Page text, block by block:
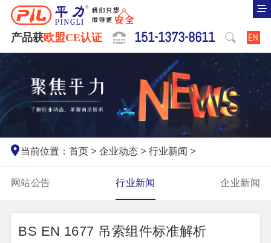
产品获欧盟CE认证 151-1373-8611 EN
当前位置：首页 >企业动态 >行业新闻 >
网站公告 行业新闻 企业新闻
BS EN 1677 吊索组件标准解析